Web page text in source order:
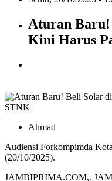
Aturan
Kini Harus
Ahmad
Audiensi Forkompimda
(20/10/2025).
JAMBIPRIMA.COM,.